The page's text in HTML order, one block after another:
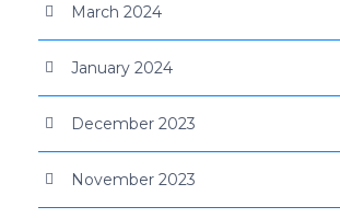
March 2024
January 2024
December 2023
November 2023